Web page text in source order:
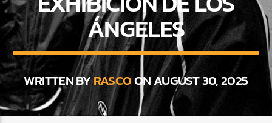
CURRENT SHOW
BACHATA Y VALLENATO
9:00 AM 11:00 AM
ÁNGELES
WRITTEN BYRASCOON AUGUST 30, 2025